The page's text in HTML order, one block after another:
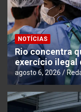
NOTÍCIAS
Rio concentra
exercício ilegal
agosto 6, 2026